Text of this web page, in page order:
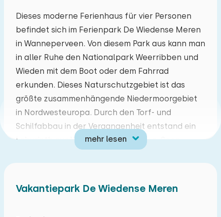
Dieses moderne Ferienhaus für vier Personen
befindet sich im Ferienpark De Wiedense Meren
in Wanneperveen. Von diesem Park aus kann man
in aller Ruhe den Nationalpark Weerribben und
Wieden mit dem Boot oder dem Fahrrad
erkunden. Dieses Naturschutzgebiet ist das
größte zusammenhängende Niedermoorgebiet
in Nordwesteuropa. Durch den Torf- und
Schilfabbau in der Vergangenheit entstand ein
Labyrinth aus Wasserläufen, Teichen, Seen,
von Giethoorn. Die Städte Meppel mit dem
mehr lesen
Mo Di Mi Do Fr Sa So
27 28 29 30 31 01 02
03 04 05 06 07 08 09
10 11 12 13 14 15
17 18 19 20 21 22
Vakantiepark De Wiedense Meren